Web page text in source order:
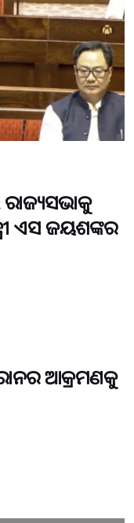
ଏସ ଜୟଶଙ୍କର
ଆକ୍ରମଣକୁ